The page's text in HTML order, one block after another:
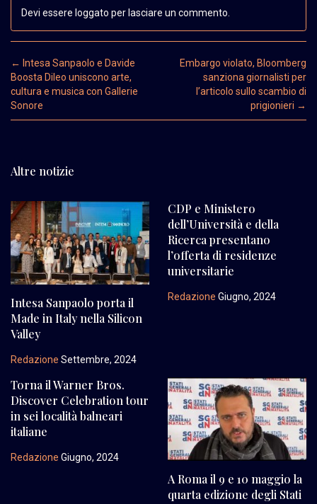
Devi essere loggato per lasciare un commento.
Post navigation
← Intesa Sanpaolo e Davide
Boosta Dileo uniscono arte,
cultura e musica con Gallerie
Sonore
Embargo violato, Bloomberg
sanziona giornalisti per
l’articolo sullo scambio di
prigionieri →
Altre notizie
Intesa Sanpaolo porta il
Made in Italy nella Silicon
Valley
Redazione Settembre, 2024
CDP e Ministero
dell’Università e della
Ricerca presentano
l’offerta di residenze
universitarie
Redazione Giugno, 2024
Torna il Warner Bros.
Discover Celebration tour
in sei località balneari
italiane
Redazione Giugno, 2024
A Roma il 9 e 10 maggio la
quarta edizione degli Stati